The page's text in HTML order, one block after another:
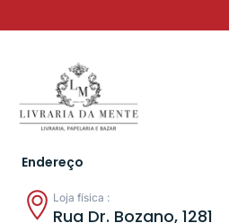
Endereço
Loja física :
Rua Dr. Bozano, 1281